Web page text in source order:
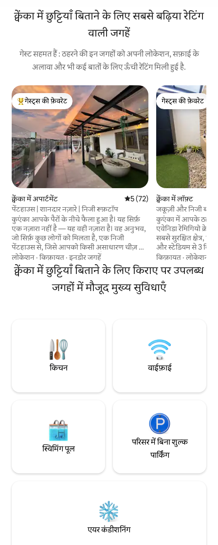
क्वेंका में छुट्टियाँ बिताने के लिए सबसे बढ़िया रेटिंग
वाली जगहें
गेस्ट सहमत हैं : ठहरने की इन जगहों को अपनी लोकेशन, सफ़ाई के
अलावा और भी कई बातों के लिए ऊँची रेटिंग मिली हुई है.
गेस्ट्स का टॉप फ़ेवरेट
गेस्ट्स की फ़ेवरेट
क्वेंका में अपार्टमेंट औसत रेटिंग 5 में से 5, 72 समीक्षाएँ
5 (72)
पेंटहाउस | शानदार नज़ारे | निजी रूफ़टॉप
कुएंका आपके पैरों के नीचे फैला हुआ है। यह सिर्फ़
एक नज़ारा नहीं है — यह वही नज़ारा है। वह अनुभव,
जो सिर्फ़ कुछ लोगों को मिलता है, एक निजी
पेंटहाउस से, जिसे आपको किसी असाधारण चीज़ से
जोड़ने के लिए डिज़ाइन किया गया है। यहाँ, हर पल
एक अनुभव बन जाता है। ☀️शहर के जागने के साथ-
साथ टेरेस पर कॉफ़ी। सूर्यास्त जो ऐसे लगते हैं मानो
सिर्फ़ आपके लिए चित्रित किए गए हों। तारों की छाँव
तले, आग के बगल में, हँसी-खुशी और शानदार
लोकेशन ·किफ़ायत ·इनडोर जगहें
गेस्ट्स की फ़ेवरेट
गेस्ट्स की फ़ेवरेट
क्वेंका में लॉफ़्ट
जकूज़ी और निजी
कुएंका में आपके ठहरने
एवेनिडा रेमिगियो
सबसे सुरक्षित क्षेत्र,
और स्टेडियम से 3
बार, सुपरमार्केट,
सुविधाओं से घिरा हुआ,
सबसे खूबसूरत शहर में
लिए हकदार हैं। व्यावसायिक यात्राओं, जोड़े की
छुट्टियों या
किफ़ायत ·लोकेशन
क्वेंका में छुट्टियाँ बिताने के लिए किराए पर उपलब्ध
जगहों में मौजूद मुख्य सुविधाएँ
किचन वाईफ़ाई
स्विमिंग पूल
परिसर में बिना शुल्क
पार्किंग
एयर कंडीशनिंग